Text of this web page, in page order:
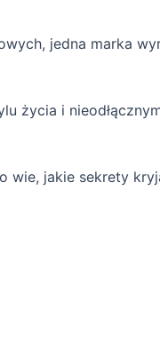
jedna marka
życia i
wie, jakie sekrety